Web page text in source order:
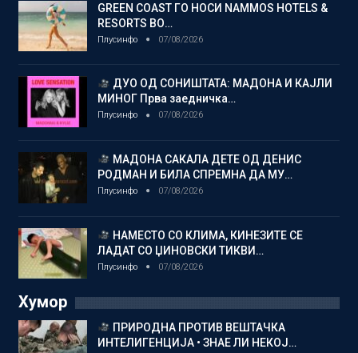
GREEN COAST ГО НОСИ NAMMOS HOTELS &
RESORTS ВО…
Плусинфо 07/08/2026
ДУО ОД СОНИШТАТА: МАДОНА И КАЈЛИ
МИНОГ Прва заедничка…
Плусинфо 07/08/2026
МАДОНА САКАЛА ДЕТЕ ОД ДЕНИС
РОДМАН И БИЛА СПРЕМНА ДА МУ…
Плусинфо 07/08/2026
НАМЕСТО СО КЛИМА, КИНЕЗИТЕ СЕ
ЛАДАТ СО ЏИНОВСКИ ТИКВИ…
Плусинфо 07/08/2026
Хумор
ПРИРОДНА ПРОТИВ ВЕШТАЧКА
ИНТЕЛИГЕНЦИЈА • ЗНАЕ ЛИ НЕКОЈ…